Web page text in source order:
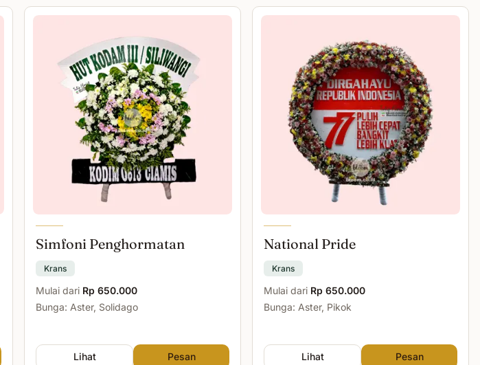
Simfoni Penghormatan
Krans
Mulai dari Rp 650.000
Bunga: Aster, Solidago
Lihat Pesan
National Pride
Krans
Mulai dari Rp 650.000
Bunga: Aster, Pikok
Lihat Pesan